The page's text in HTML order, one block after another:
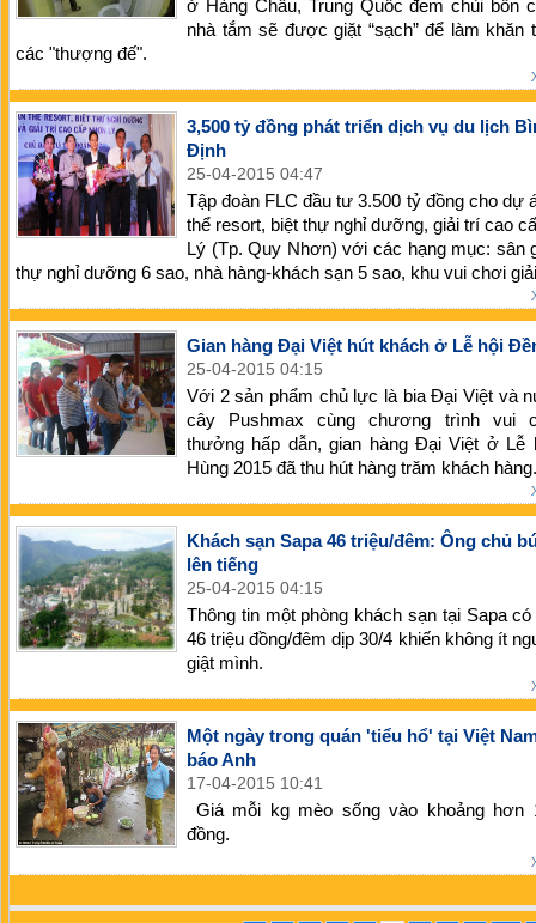
ở Hàng Châu, Trung Quốc đem chùi bồn
nhà tắm sẽ được giặt “sạch” để làm khăn
các "thượng đế".
3,500 tỷ đồng phát triển dịch vụ du lịch
Định
25-04-2015 04:47
Tập đoàn FLC đầu tư 3.500 tỷ đồng cho dự
thể resort, biệt thự nghỉ dưỡng, giải trí cao
Lý (Tp. Quy Nhơn) với các hạng mục: sân
thự nghỉ dưỡng 6 sao, nhà hàng-khách sạn 5 sao, khu vui chơi
Gian hàng Đại Việt hút khách ở Lễ hội
25-04-2015 04:15
Với 2 sản phẩm chủ lực là bia Đại Việt và
cây Pushmax cùng chương trình vui
thưởng hấp dẫn, gian hàng Đại Việt ở Lễ
Hùng 2015 đã thu hút hàng trăm khách hàng.
Khách sạn Sapa 46 triệu/đêm: Ông chủ
lên tiếng
25-04-2015 04:15
Thông tin một phòng khách sạn tại Sapa có
46 triệu đồng/đêm dịp 30/4 khiến không ít
giật mình.
Một ngày trong quán 'tiểu hổ' tại Việt
báo Anh
17-04-2015 10:41
Giá mỗi kg mèo sống vào khoảng hơn
đồng.